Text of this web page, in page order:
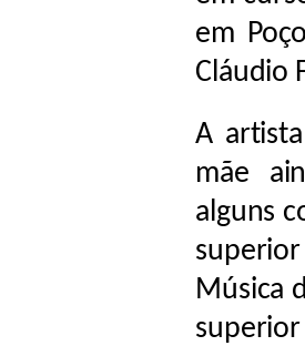
em
Cláudio
A
mãe
alguns
Música